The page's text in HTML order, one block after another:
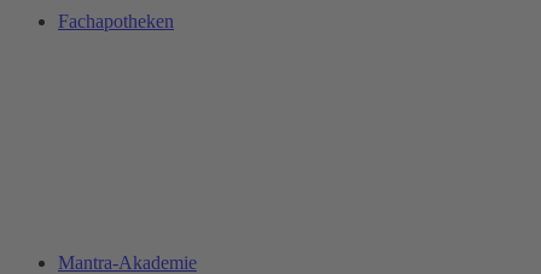
Fachapotheken
Mantra-Akademie